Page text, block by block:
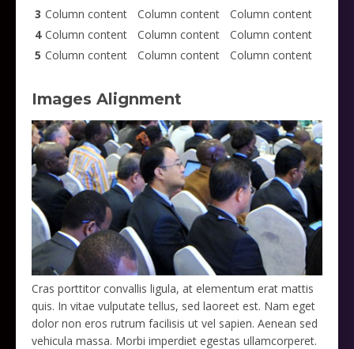
3 Column content Column content
Column content
4 Column content Column content
Column content
5 Column content Column content Column content
Images Alignment
Cras porttitor convallis ligula, at elementum erat mattis
quis. In vitae vulputate tellus, sed laoreet est. Nam eget
dolor non eros rutrum facilisis ut vel sapien. Aenean sed
vehicula massa. Morbi imperdiet egestas ullamcorperet.